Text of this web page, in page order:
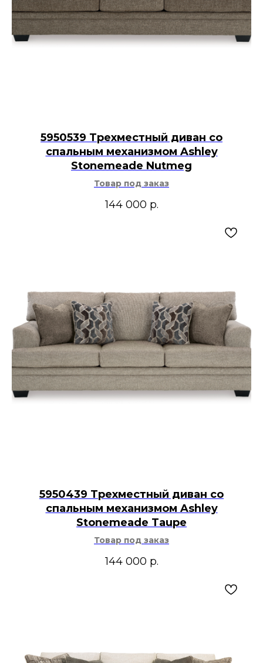
5950539 Трехместный диван со
спальным механизмом Ashley
Stonemeade Nutmeg
Товар под заказ
144 000 р.
5950439 Трехместный диван со
спальным механизмом Ashley
Stonemeade Taupe
Товар под заказ
144 000 р.